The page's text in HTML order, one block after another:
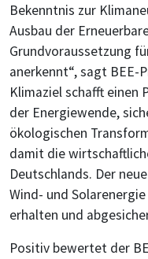
Bekenntnis zur
Ausbau der
Grundvoraussetzung
anerkennt“, sagt BEE-
Klimaziel schafft einen
der Energiewende,
ökologischen
damit die
Deutschlands. Der
Wind- und
erhalten und
Positiv bewertet der